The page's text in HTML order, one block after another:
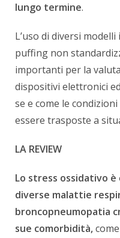
lungo termine.
L’uso di diversi
puffing non
importanti per la
dispositivi elettronici
se e come le
essere trasposte a
LA REVIEW
Lo stress ossidativo
diverse malattie
broncopneumopatia
sue comorbidità,